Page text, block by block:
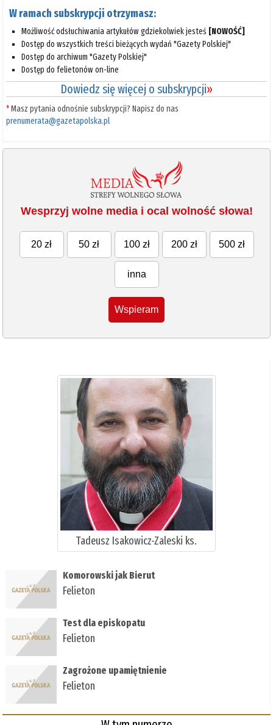
W ramach subskrypcji otrzymasz:
Możliwość odsłuchiwania artykułów gdziekolwiek jesteś [NOWOŚĆ]
Dostęp do wszystkich treści bieżących wydań "Gazety Polskiej"
Dostęp do archiwum "Gazety Polskiej"
Dostęp do felietonów on-line
Dowiedz się więcej o subskrypcji»
*Masz pytania odnośnie subskrypcji? Napisz do nas
prenumerata@gazetapolska.pl
Wesprzyj wolne media i ocal wolność słowa!
20 zł 50 zł 100 zł 200 zł 500 zł
inna
Wspieram
Tadeusz Isakowicz-Zaleski ks.
Komorowski jak Bierut
Felieton
Test dla episkopatu
Felieton
Zagrożone upamiętnienie
Felieton